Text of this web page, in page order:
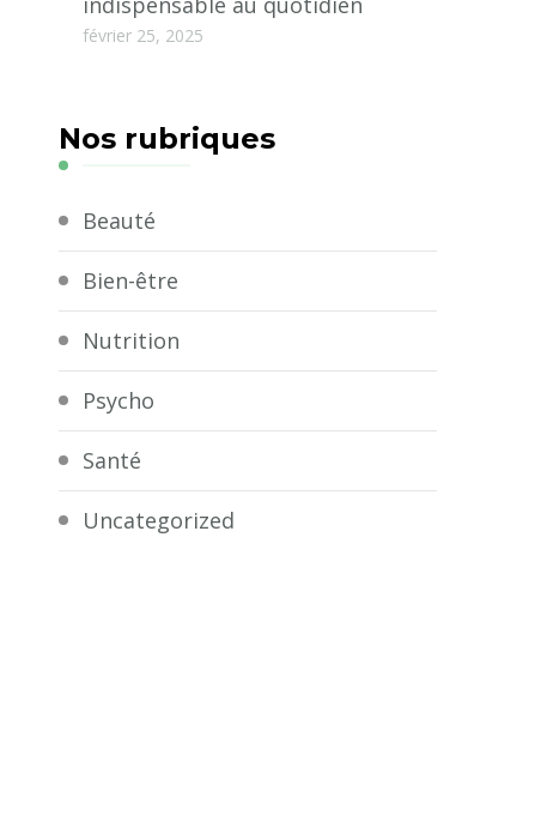
février 25, 2025
Nos rubriques
Beauté
Bien-être
Nutrition
Psycho
Santé
Uncategorized